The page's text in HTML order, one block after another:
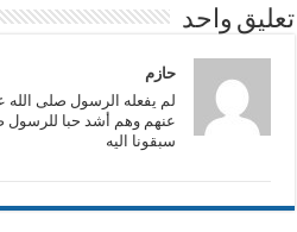
تعليق واحد
حازم
لم يفعله الرسول صلى الله
عنهم وهم أشد حبا للرسول
سبقونا اليه